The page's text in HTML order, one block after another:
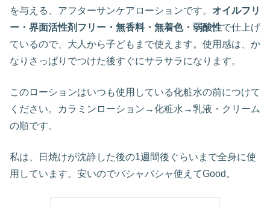
を与える、アフターサンケアローションです。 オイルフリ
ー・界面活性剤フリー・無香料・無着色・弱酸性で仕上げ
ているので、大人から子どもまで使えます。使用感は、か
なりさっぱりでつけた後すぐにサラサラになります。
このローションはいつも使用している化粧水の前につけて
ください。カラミンローション→化粧水→乳液・クリーム
の順です。
私は、日焼けが沈静した後の1週間後ぐらいまで全身に使
用しています。安いのでバシャバシャ使えてGood。